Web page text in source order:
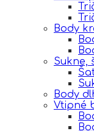
Body
Sukne,
Body
Vtipné